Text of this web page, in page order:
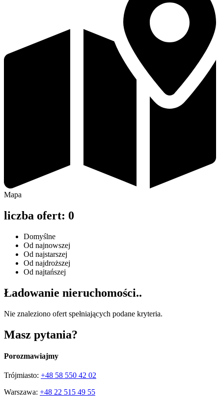
Mapa
liczba ofert: 0
Domyślne
Od najnowszej
Od najstarszej
Od najdroższej
Od najtańszej
Ładowanie nieruchomości..
Nie znaleziono ofert spełniających podane kryteria.
Masz pytania?
Porozmawiajmy
Trójmiasto: +48 58 550 42 02
Warszawa: +48 22 515 49 55